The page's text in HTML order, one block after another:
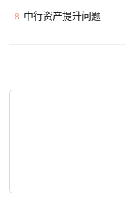
8 中行资产提升问题